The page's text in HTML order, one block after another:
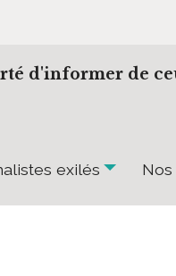
d'informer de
exilés